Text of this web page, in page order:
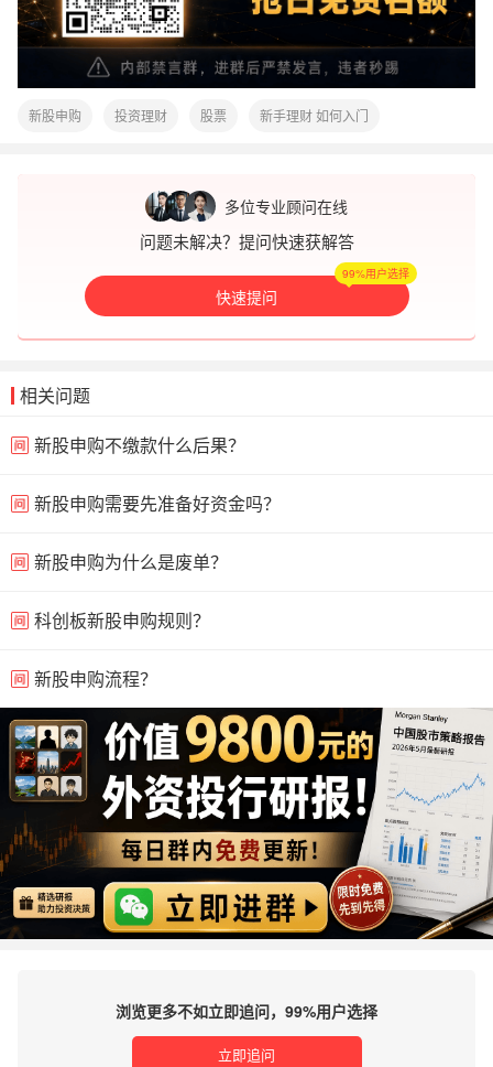
新股申购 投资理财 股票 新手理财 如何入门
多位专业顾问在线
问题未解决？提问快速获解答
快速提问
99%用户选择
相关问题
新股申购不缴款什么后果？
新股申购需要先准备好资金吗？
新股申购为什么是废单？
科创板新股申购规则？
新股申购流程？
浏览更多不如立即追问，99%用户选择
立即追问